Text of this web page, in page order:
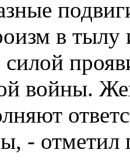
в
войны.
- отметил